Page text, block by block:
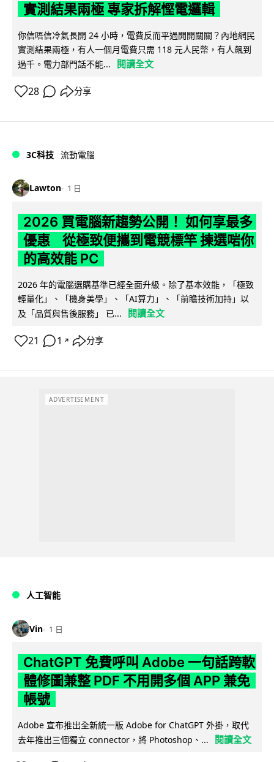
實測結果兩極 專家拆解慳電邏輯
你信唔信冷氣長開 24 小時，電費反而平過開開關關？內地網民
實測結果兩極，有人一個月電費只需 118 元人民幣，有人飆到
過千。電力部門話不能...
閱讀全文
28 分享
3C科技 流動電腦
Lawton 1 日
2026 買電腦新趨勢公開！ 如何享最多
優惠 從極致便攜到電競標竿 揀選啱你
的高效能 PC
2026 年的電腦選購基準已經全面升級。除了基本效能，「極致
輕量化」、「機身美學」、「AI算力」、「前瞻技術加持」以
及「品質與售後服務」 已...
閱讀全文
21 1 ↗ 分享
ADVERTISEMENT
人工智能
Vin 1 日
ChatGPT 免費呼叫 Adobe 一句話跨軟
體修圖兼整 PDF 不用開多個 APP 兼免
帳號
Adobe 宣布推出全新統一版 Adobe for ChatGPT 外掛，取代
去年推出三個獨立 connector，將 Photoshop、...
閱讀全文